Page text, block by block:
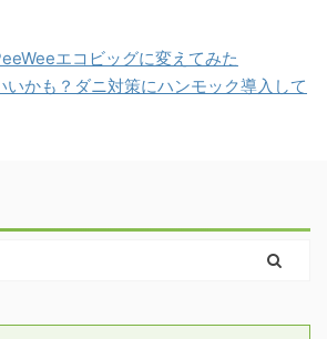
エコビッグに変えてみた
いかも？ダニ対策にハンモック導入して